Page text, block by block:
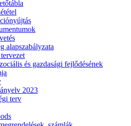
alapszabályzata
és gazdasági fejlődésének
2023
terv